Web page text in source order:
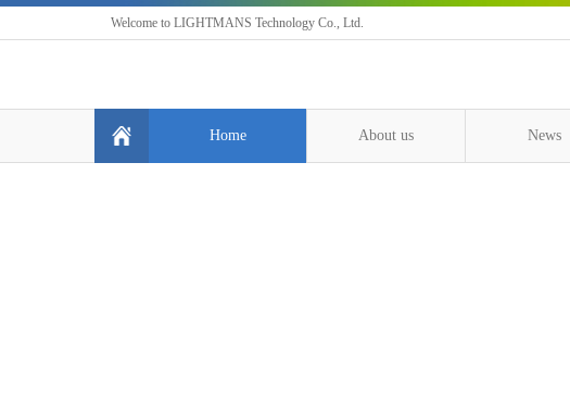
Welcome to LIGHTMANS Technology Co., Ltd.
Home About us News